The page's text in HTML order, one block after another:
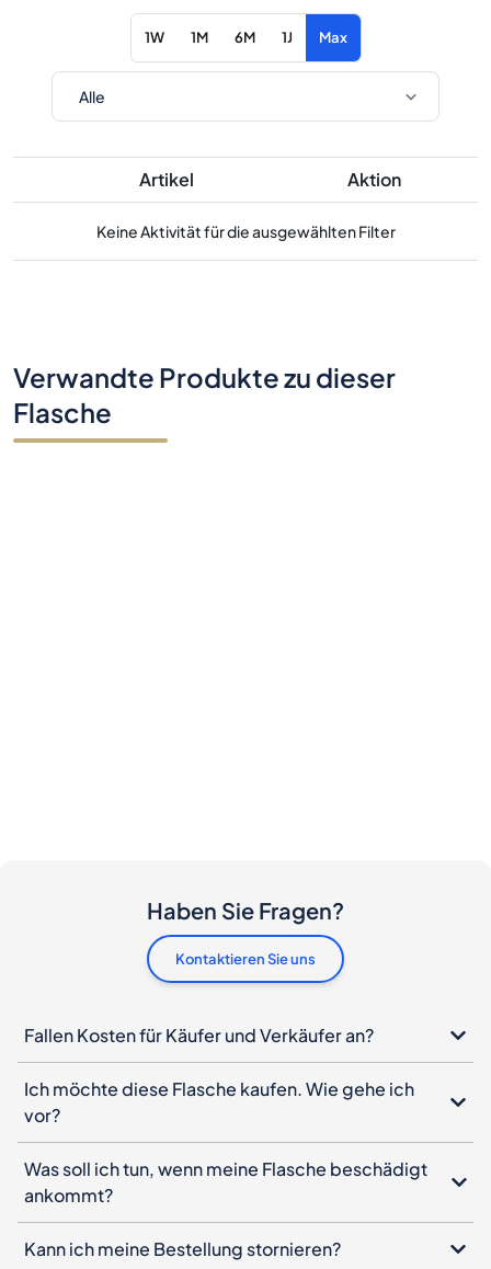
1W 1M 6M 1J Max
Artikel Aktion
Keine Aktivität für die ausgewählten Filter
Verwandte Produkte zu dieser
Flasche
Haben Sie Fragen?
Kontaktieren Sie uns
Fallen Kosten für Käufer und Verkäufer an?
Ich möchte diese Flasche kaufen. Wie gehe ich
vor?
Was soll ich tun, wenn meine Flasche beschädigt
ankommt?
Kann ich meine Bestellung stornieren?